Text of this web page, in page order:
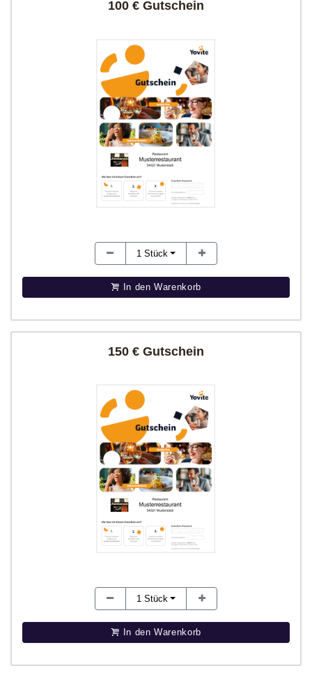
100 € Gutschein
1 Stück
In den Warenkorb
150 € Gutschein
1 Stück
In den Warenkorb